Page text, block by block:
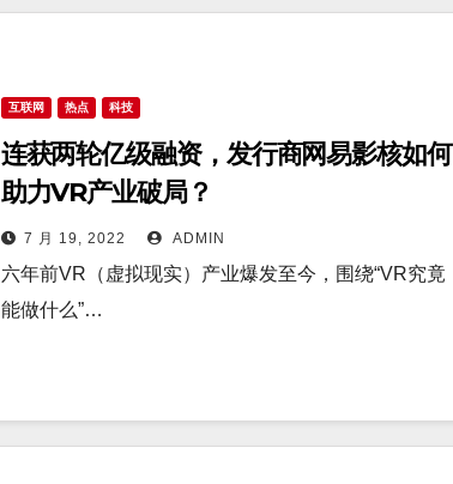
互联网 热点 科技
连获两轮亿级融资，发行商网易影核如何
助力VR产业破局？
7 月 19, 2022 ADMIN
六年前VR（虚拟现实）产业爆发至今，围绕“VR究竟
能做什么”…